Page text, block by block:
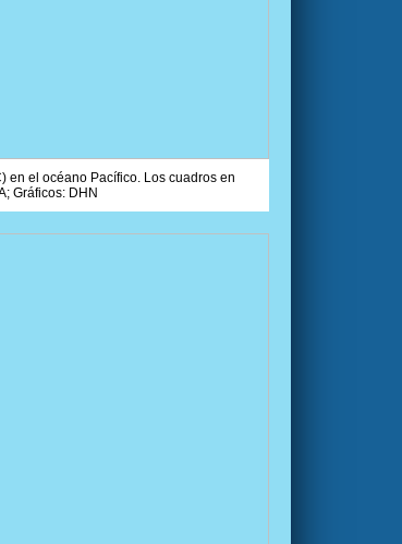
en el océano Pacífico. Los cuadros en
Gráficos: DHN